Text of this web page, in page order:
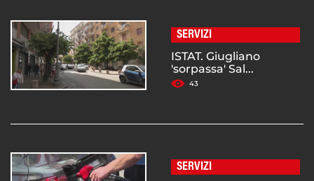
SERVIZI
ISTAT. Giugliano
'sorpassa' Sal...
43
SERVIZI